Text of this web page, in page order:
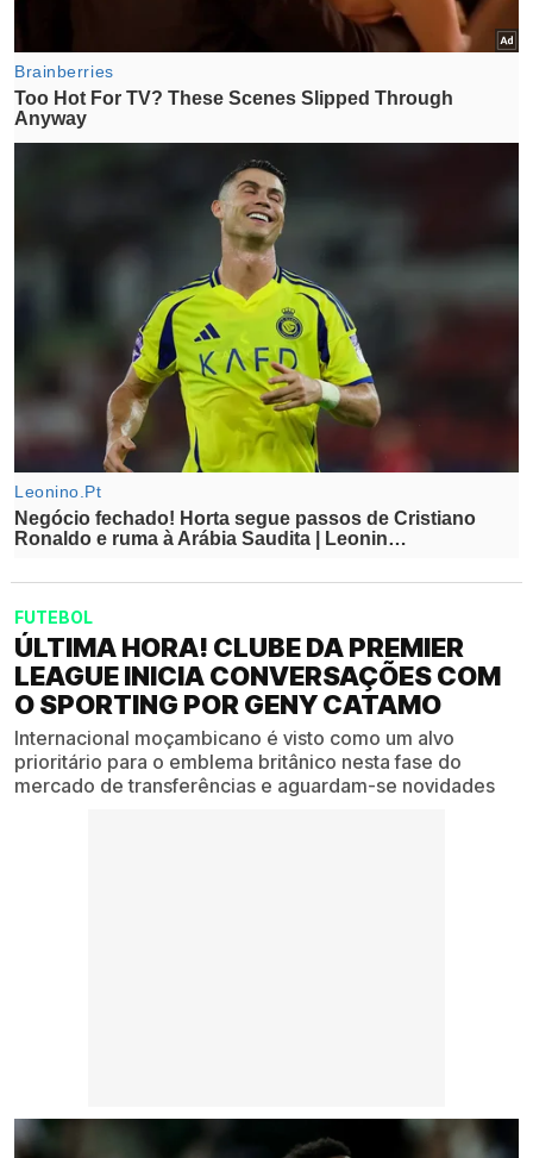
FUTEBOL
ÚLTIMA HORA! CLUBE DA PREMIER
LEAGUE INICIA CONVERSAÇÕES COM
O SPORTING POR GENY CATAMO
Internacional moçambicano é visto como um alvo
prioritário para o emblema britânico nesta fase do
mercado de transferências e aguardam-se novidades